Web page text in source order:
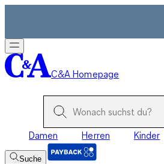
C&A Homepage
Damen Herren Kinder
Suche